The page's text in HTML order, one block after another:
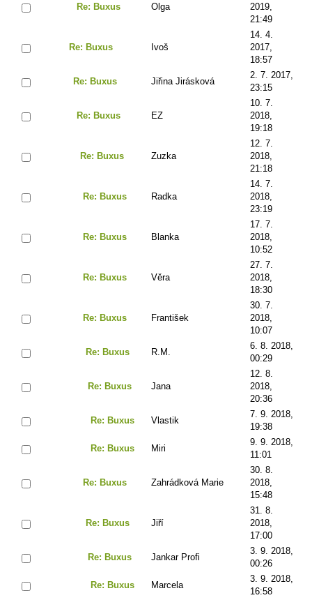
Re: Buxus Olga
2019,
21:49
Re: Buxus Ivoš
14. 4.
2017,
18:57
Re: Buxus Jiřina Jirásková
2. 7. 2017,
23:15
Re: Buxus EZ
10. 7.
2018,
19:18
Re: Buxus Zuzka
12. 7.
2018,
21:18
Re: Buxus Radka
14. 7.
2018,
23:19
Re: Buxus Blanka
17. 7.
2018,
10:52
Re: Buxus Věra
27. 7.
2018,
18:30
Re: Buxus František
30. 7.
2018,
10:07
Re: Buxus R.M.
6. 8. 2018,
00:29
Re: Buxus Jana
12. 8.
2018,
20:36
Re: Buxus Vlastik
7. 9. 2018,
19:38
Re: Buxus Miri
9. 9. 2018,
11:01
Re: Buxus Zahrádková Marie
30. 8.
2018,
15:48
Re: Buxus Jiří
31. 8.
2018,
17:00
Re: Buxus Jankar Profi
3. 9. 2018,
00:26
Re: Buxus Marcela
3. 9. 2018,
16:58